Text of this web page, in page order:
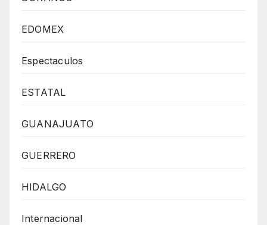
EDOMEX
Espectaculos
ESTATAL
GUANAJUATO
GUERRERO
HIDALGO
Internacional